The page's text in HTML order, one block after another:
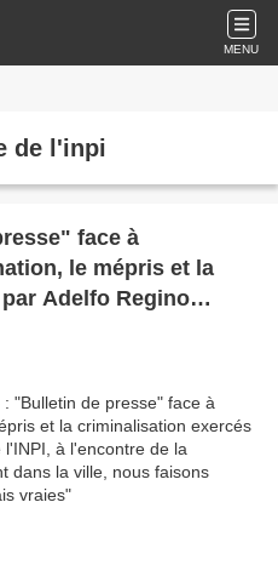
MENU
de l'inpi
face à
le mépris et la
Adelfo Regino
l'encontre de la
vivant dans la